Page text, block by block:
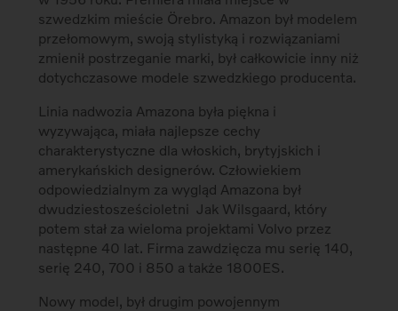
szwedzkim mieście Örebro. Amazon był modelem
przełomowym, swoją stylistyką i rozwiązaniami
zmienił postrzeganie marki, był całkowicie inny niż
dotychczasowe modele szwedzkiego producenta.
Linia nadwozia Amazona była piękna i
wyzywająca, miała najlepsze cechy
charakterystyczne dla włoskich, brytyjskich i
amerykańskich designerów. Człowiekiem
odpowiedzialnym za wygląd Amazona był
dwudziestosześcioletni Jak Wilsgaard, który
potem stał za wieloma projektami Volvo przez
następne 40 lat. Firma zawdzięcza mu serię 140,
serię 240, 700 i 850 a także 1800ES.
Nowy model, był drugim powojennym